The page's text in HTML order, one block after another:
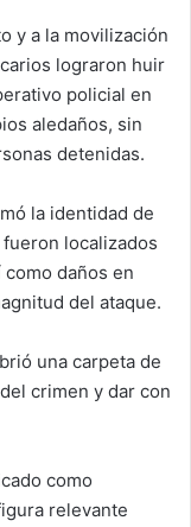
y a la movilización
lograron huir
policial en
aledaños, sin
detenidas.
la identidad de
localizados
daños en
del ataque.
una carpeta de
crimen y dar con
como
relevante